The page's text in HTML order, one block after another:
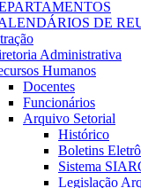
DE
Administrativa
Humanos
Docentes
Funcionários
Arquivo Setorial
Histórico
Boletins
Sistema
Legislação